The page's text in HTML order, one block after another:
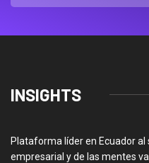
INSIGHTS
Plataforma líder en Ecuador al
empresarial y de las mentes